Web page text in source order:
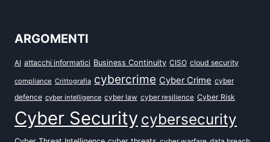
ARGOMENTI
AI attacchi informatici Business Continuity CISO cloud security
compliance Crittografia cybercrime Cyber Crime cyber
defence cyber intelligence cyber law cyber resilience Cyber Risk
Cyber Security cybersecurity